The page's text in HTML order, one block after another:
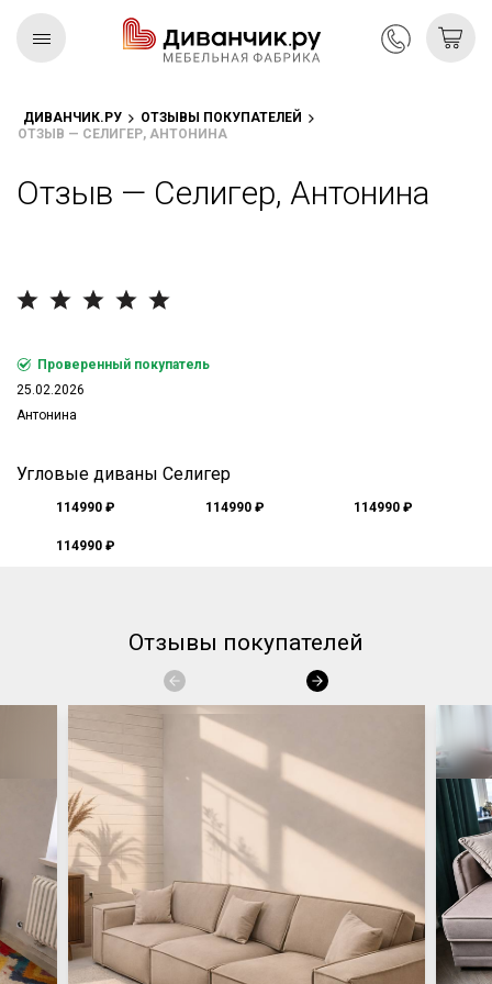
ДИВАНЧИК.РУ
ОТЗЫВЫ ПОКУПАТЕЛЕЙ
ОТЗЫВ — СЕЛИГЕР, АНТОНИНА
Отзыв — Селигер, Антонина
Проверенный покупатель
25.02.2026
Антонина
Угловые диваны Селигер
114990 ₽ 114990 ₽ 114990 ₽
114990 ₽
Отзывы покупателей